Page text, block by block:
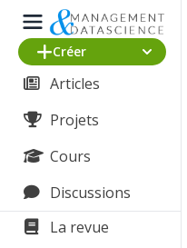
Créer
Articles
Projets
Cours
Discussions
La revue